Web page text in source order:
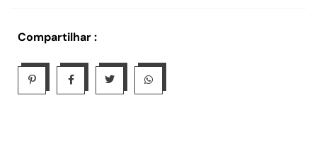
Compartilhar :